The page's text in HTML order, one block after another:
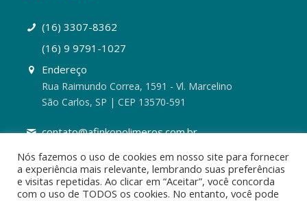
(16) 3307-8362
(16) 9 9791-1027
Endereço
Rua Raimundo Correa, 1591 - Vl. Marcelino
São Carlos, SP | CEP 13570-591
contato@afinkopolimeros.com.br
Nós fazemos o uso de cookies em nosso site para fornecer
a experiência mais relevante, lembrando suas preferências
e visitas repetidas. Ao clicar em “Aceitar”, você concorda
com o uso de TODOS os cookies. No entanto, você pode